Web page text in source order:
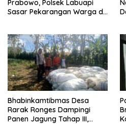
Prabowo, Polsek Labuapi
Sasar Pekarangan Warga di
Bhabinkamtibmas Desa
Rarak Ronges Dampingi
Panen Jagung Tahap III,